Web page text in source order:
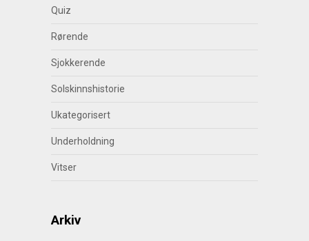
Quiz
Rørende
Sjokkerende
Solskinnshistorie
Ukategorisert
Underholdning
Vitser
Arkiv